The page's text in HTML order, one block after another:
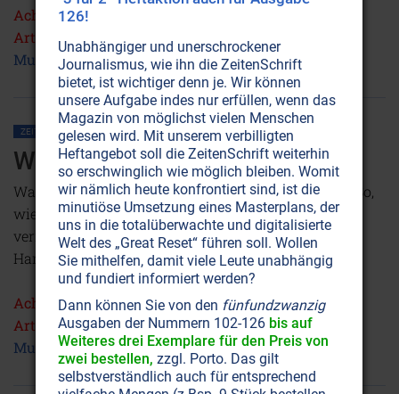
Achtung: Die Ausgabe 5 ist leider vergriffen. Dieser
Artikel wurde jedoch mittlerweile im
Musik" neu aufgelegt! NICHT ONLINE VERFÜGBAR
ZEITENSCHRIFT NR. 5 MAGIE • OKKULTISMUS MACHT DER MUSIK
Wer mit dem Teufel tanzt...
Was als Bigotterie abgetan wird, ist dennoch wahr: So,
wie Musik dem Menschen den Himmel öffnen kann,
vermag sie ihn auch in ‘höllische’ Gefilde zu stoßen.
Hardrockmusik u.ä. schädigt die Seele.
Achtung: Die Ausgabe 5 ist leider vergriffen. Dieser
Artikel wurde jedoch mittlerweile im "Sonderdruck
Musik"neu aufgelegt! NICHT ONLINE VERFÜGBAR
126!
Unabhängiger und unerschrockener
Journalismus, wie ihn die ZeitenSchrift
bietet, ist wichtiger denn je. Wir können
unsere Aufgabe indes nur erfüllen, wenn das
Magazin von möglichst vielen Menschen
gelesen wird. Mit unserem verbilligten
Heftangebot soll die ZeitenSchrift weiterhin
so erschwinglich wie möglich bleiben. Womit
wir nämlich heute konfrontiert sind, ist die
minutiöse Umsetzung eines Masterplans, der
uns in die totalüberwachte und digitalisierte
Welt des „Great Reset“ führen soll. Wollen
Sie mithelfen, damit viele Leute unabhängig
und fundiert informiert werden?
Dann können Sie von den fünfundzwanzig
Ausgaben der Nummern 102-126 bis auf
Weiteres drei Exemplare für den Preis von
zwei bestellen, zzgl. Porto. Das gilt
selbstverständlich auch für entsprechend